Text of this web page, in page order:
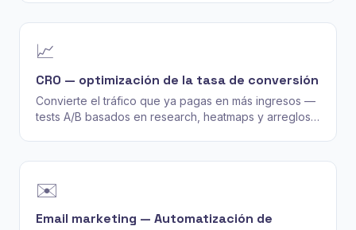
📈
CRO — optimización de la tasa de conversión
Convierte el tráfico que ya pagas en más ingresos —
tests A/B basados en research, heatmaps y arreglos
✉️
Email marketing — Automatización de